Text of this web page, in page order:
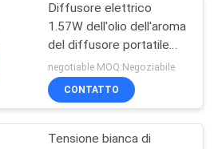
del
Diffusore elettrico
1.57W dell'olio dell'aroma
del diffusore portatile
dell'olio dell'essenza
dell'aroma di Crearoma
negotiable MOQ:Negoziabile
CONTATTO
Tensione bianca di